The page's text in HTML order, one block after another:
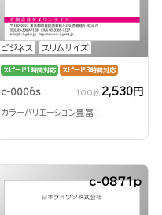
ビジネス スリムサイズ
スピード1時間対応 スピード3時間対応
c-0006s 100枚 2,530円
カラーバリエーション豊富！
c-0871p